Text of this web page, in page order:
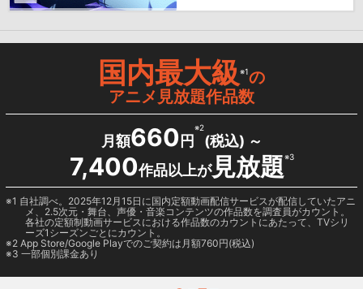
国内最大級※1の
アニメ見放題作品数
月額660 円
※2
(税込) ～
7,400作品以上が見放題※3
1 自社調べ。2025年12月15日に国内定額動画配信サービスが配信していたアニ
メ、2.5次元・舞台、声優・音楽コンテンツの作品数を調査員がカウント。
各社の定額制動画サービスにおける作品数のカウントにあたって、TVシリ
ーズ1シーズンごとにカウント。
2 App Store/Google Playでのご契約は月額760円(税込)
3 一部個別課金あり